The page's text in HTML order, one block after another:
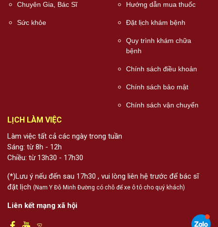
Chuyên Gia, Bác Sĩ
Sức khỏe
Hướng dẫn mua thuốc
Đặt lịch khám bệnh
Quy trình khám chữa
bệnh
Chính sách điều khoản
Chính sách bảo mật
Chính sách vận chuyển
LỊCH LÀM VIỆC
Làm việc tất cả các ngày trong tuần
Sáng: từ 8h - 12h
Chiều: từ 13h30 - 17h30
(*)Lưu ý nếu đến sau 17h30 , vui lòng liên hệ trước để bác sĩ
đặt lịch (Nam Y Đỗ Minh Đường có chỗ để xe ô tô cho quý khách)
Liên kết mạng xã hội